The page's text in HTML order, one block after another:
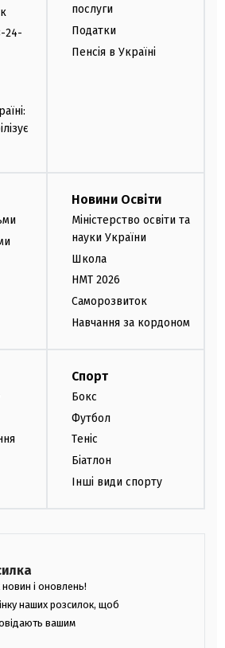
24-
послуги
Податки
Пенсія в Україні
Новини Освіти
Міністерство освіти та
науки України
Школа
НМТ 2026
Саморозвиток
Навчання за кордоном
Спорт
Бокс
Футбол
Теніс
Біатлон
Інші види спорту
новин і оновлень!
наших розсилок, щоб
вашим